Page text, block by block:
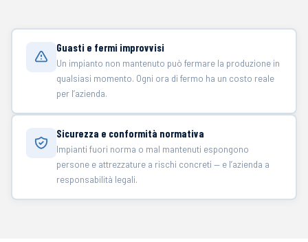
Guasti e fermi improvvisi
Un impianto non mantenuto può fermare la produzione in
qualsiasi momento. Ogni ora di fermo ha un costo reale
per l’azienda.
Sicurezza e conformità normativa
Impianti fuori norma o mal mantenuti espongono
persone e attrezzature a rischi concreti — e l’azienda a
responsabilità legali.